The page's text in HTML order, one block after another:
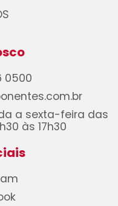
0500
a sexta-feira das
às 17h30